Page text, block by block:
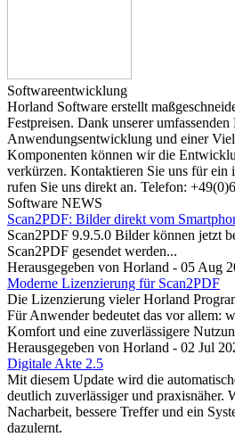
Softwareentwicklung
Horland Software erstellt
Festpreisen. Dank unserer
Anwendungsentwicklung und einer
Komponenten können wir die
verkürzen. Kontaktieren Sie uns für ein
rufen Sie uns direkt an. Telefon:
Software NEWS
Scan2PDF: Bilder direkt vom
Scan2PDF 9.9.5.0 Bilder können jetzt
Scan2PDF gesendet werden...
Herausgegeben von Horland - 05 Aug
Moderne Lizenzierung für Scan2PDF
Die Lizenzierung vieler Horland
Für Anwender bedeutet das vor allem:
Komfort und eine zuverlässigere
Herausgegeben von Horland - 02 Jul
Digitale Akte 2.5
Mit diesem Update wird die
deutlich zuverlässiger und praxisnäher.
Nacharbeit, bessere Treffer und ein
dazulernt.